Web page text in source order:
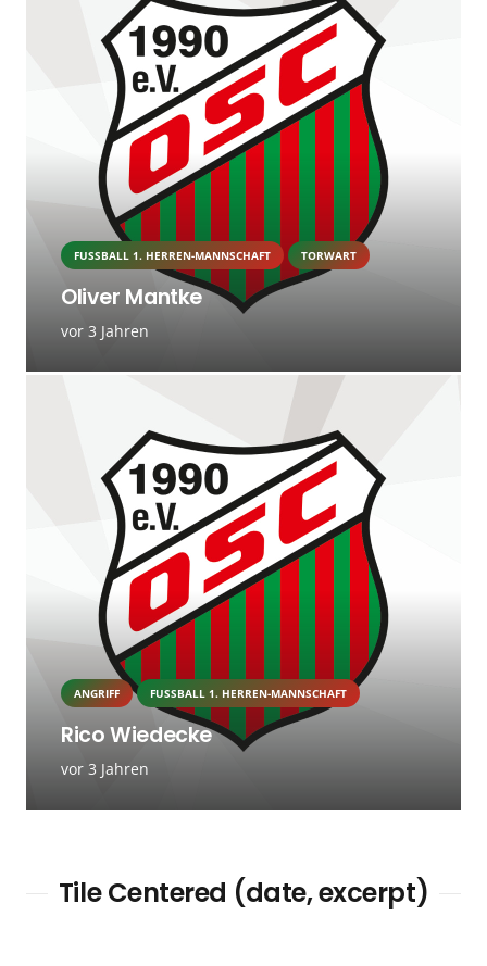
FUSSBALL 1. HERREN-MANNSCHAFT TORWART
Oliver Mantke
vor 3 Jahren
ANGRIFF FUSSBALL 1. HERREN-MANNSCHAFT
Rico Wiedecke
vor 3 Jahren
Tile Centered (date, excerpt)